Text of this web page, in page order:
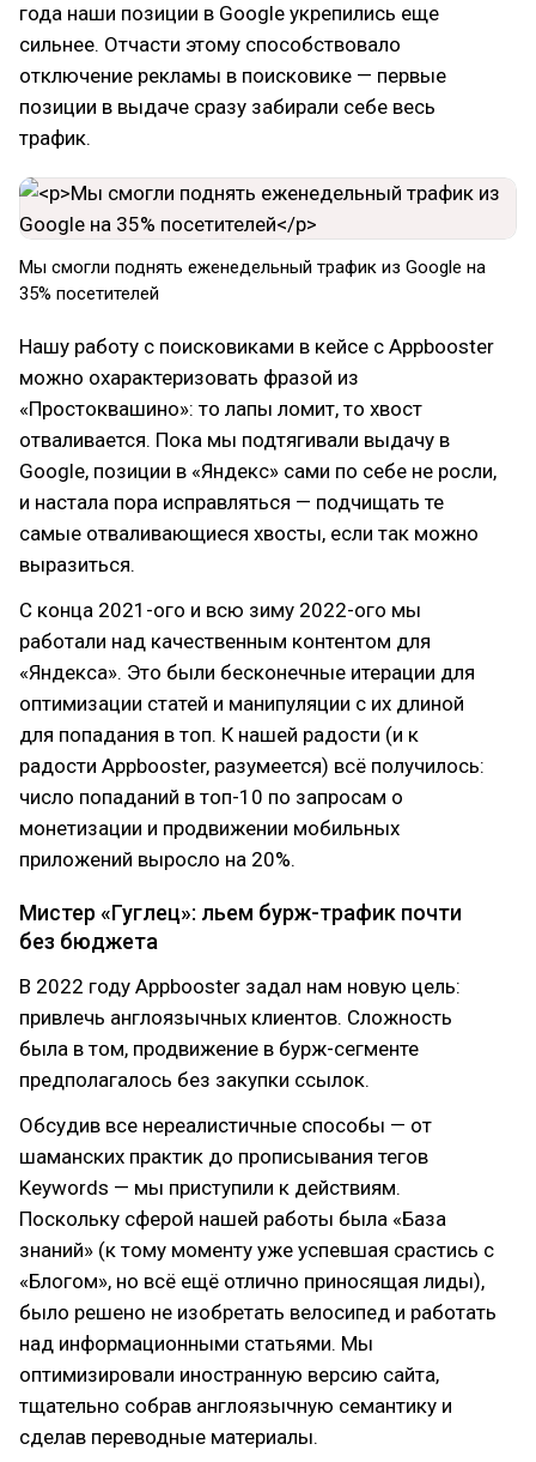
года наши позиции в Google укрепились еще
сильнее. Отчасти этому способствовало
отключение рекламы в поисковике — первые
позиции в выдаче сразу забирали себе весь
трафик.
Мы смогли поднять еженедельный трафик из Google на
35% посетителей
Нашу работу с поисковиками в кейсе с Appbooster
можно охарактеризовать фразой из
«Простоквашино»: то лапы ломит, то хвост
отваливается. Пока мы подтягивали выдачу в
Google, позиции в «Яндекс» сами по себе не росли,
и настала пора исправляться — подчищать те
самые отваливающиеся хвосты, если так можно
выразиться.
С конца 2021-ого и всю зиму 2022-ого мы
работали над качественным контентом для
«Яндекса». Это были бесконечные итерации для
оптимизации статей и манипуляции с их длиной
для попадания в топ. К нашей радости (и к
радости Appbooster, разумеется) всё получилось:
число попаданий в топ-10 по запросам о
монетизации и продвижении мобильных
приложений выросло на 20%.
Мистер «Гуглец»: льем бурж-трафик почти
без бюджета
В 2022 году Appbooster задал нам новую цель:
привлечь англоязычных клиентов. Сложность
была в том, продвижение в бурж-сегменте
предполагалось без закупки ссылок.
Обсудив все нереалистичные способы — от
шаманских практик до прописывания тегов
Keywords — мы приступили к действиям.
Поскольку сферой нашей работы была «База
знаний» (к тому моменту уже успевшая срастись с
«Блогом», но всё ещё отлично приносящая лиды),
было решено не изобретать велосипед и работать
над информационными статьями. Мы
оптимизировали иностранную версию сайта,
тщательно собрав англоязычную семантику и
сделав переводные материалы.